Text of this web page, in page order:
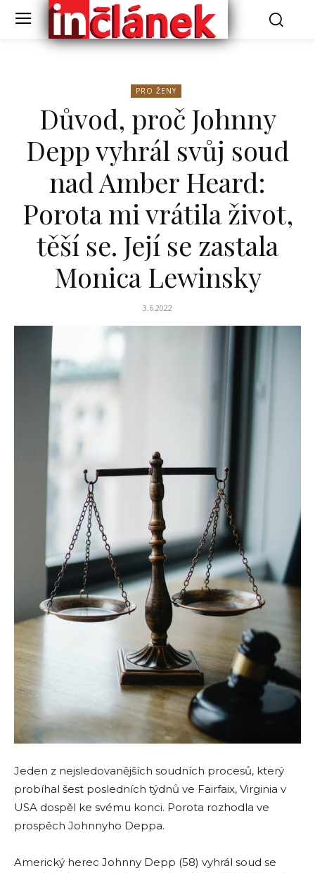
PRO ŽENY
Důvod, proč Johnny
Depp vyhrál svůj soud
nad Amber Heard:
Porota mi vrátila život,
těší se. Její se zastala
Monica Lewinsky
3.6.2022
Jeden z nejsledovanějších soudních procesů, který
probíhal šest posledních týdnů ve Fairfaix, Virginia v
USA dospěl ke svému konci. Porota rozhodla ve
prospěch Johnnyho Deppa.
Americký herec Johnny Depp (58) vyhrál soud se